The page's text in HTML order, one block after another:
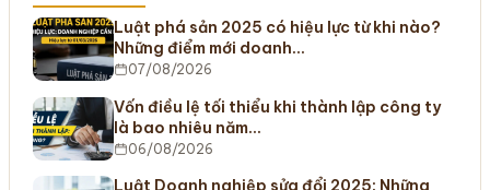
Luật phá sản 2025 có hiệu lực từ khi nào?
Những điểm mới doanh…
07/08/2026
Vốn điều lệ tối thiểu khi thành lập công ty
là bao nhiêu năm…
06/08/2026
Luật Doanh nghiệp sửa đổi 2025: Những